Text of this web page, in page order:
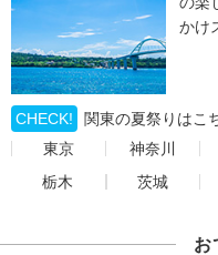
かけ
CHECK!
関東の夏祭りはこ
東京
神奈川
栃木
茨城
お